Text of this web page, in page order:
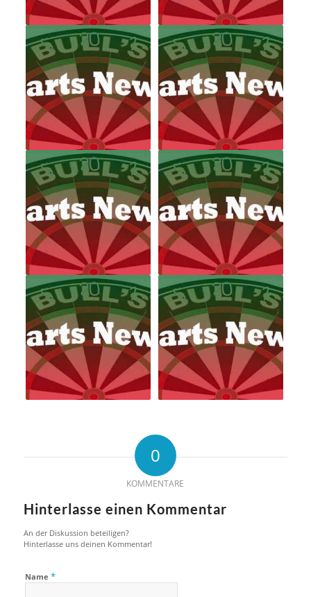
0
KOMMENTARE
Hinterlasse einen Kommentar
An der Diskussion beteiligen?
Hinterlasse uns deinen Kommentar!
Name *